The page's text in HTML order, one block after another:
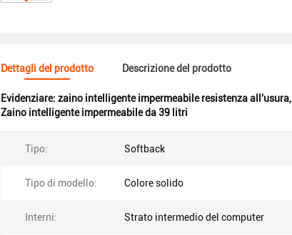
Dettagli del prodotto Descrizione del prodotto
Evidenziare: zaino intelligente impermeabile resistenza all'usura,
Zaino intelligente impermeabile da 39 litri
Tipo: Softback
Tipo di modello: Colore solido
Interni: Strato intermedio del computer